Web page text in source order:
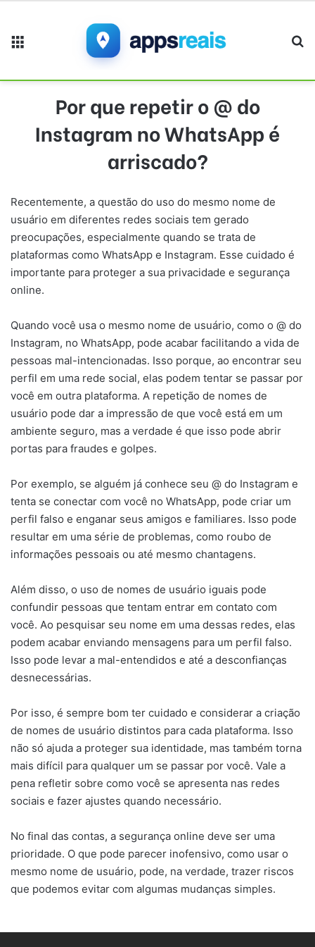
Por que repetir o @ do
Instagram no WhatsApp é
arriscado?
Recentemente, a questão do uso do mesmo nome de
usuário em diferentes redes sociais tem gerado
preocupações, especialmente quando se trata de
plataformas como WhatsApp e Instagram. Esse cuidado é
importante para proteger a sua privacidade e segurança
online.
Quando você usa o mesmo nome de usuário, como o @ do
Instagram, no WhatsApp, pode acabar facilitando a vida de
pessoas mal-intencionadas. Isso porque, ao encontrar seu
perfil em uma rede social, elas podem tentar se passar por
você em outra plataforma. A repetição de nomes de
usuário pode dar a impressão de que você está em um
ambiente seguro, mas a verdade é que isso pode abrir
portas para fraudes e golpes.
Por exemplo, se alguém já conhece seu @ do Instagram e
tenta se conectar com você no WhatsApp, pode criar um
perfil falso e enganar seus amigos e familiares. Isso pode
resultar em uma série de problemas, como roubo de
informações pessoais ou até mesmo chantagens.
Além disso, o uso de nomes de usuário iguais pode
confundir pessoas que tentam entrar em contato com
você. Ao pesquisar seu nome em uma dessas redes, elas
podem acabar enviando mensagens para um perfil falso.
Isso pode levar a mal-entendidos e até a desconfianças
desnecessárias.
Por isso, é sempre bom ter cuidado e considerar a criação
de nomes de usuário distintos para cada plataforma. Isso
não só ajuda a proteger sua identidade, mas também torna
mais difícil para qualquer um se passar por você. Vale a
pena refletir sobre como você se apresenta nas redes
sociais e fazer ajustes quando necessário.
No final das contas, a segurança online deve ser uma
prioridade. O que pode parecer inofensivo, como usar o
mesmo nome de usuário, pode, na verdade, trazer riscos
que podemos evitar com algumas mudanças simples.